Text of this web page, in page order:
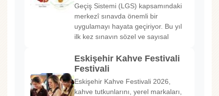
Geçiş Sistemi (LGS) kapsamındaki
merkezî sınavda önemli bir
uygulamayı hayata geçiriyor. Bu yıl
ilk kez sınavın sözel ve sayısal
Eskişehir Kahve Festivali
Festivali
Eskişehir Kahve Festivali 2026,
kahve tutkunlarını, yerel markaları,